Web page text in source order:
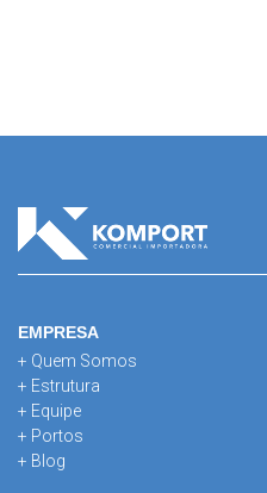
EMPRESA
+ Quem Somos
+ Estrutura
+ Equipe
+ Portos
+ Blog